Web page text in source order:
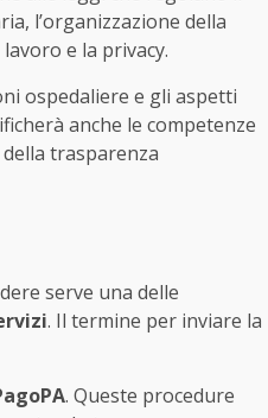
l’organizzazione della
e la privacy.
ospedaliere e gli aspetti
anche le competenze
trasparenza
serve una delle
. Il termine per inviare la
. Queste procedure